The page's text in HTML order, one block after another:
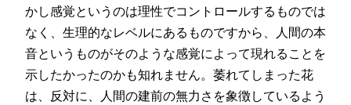
かし感覚というのは理性でコントロールするものでは
なく、生理的なレベルにあるものですから、人間の本
音というものがそのような感覚によって現れることを
示したかったのかも知れません。萎れてしまった花
は、反対に、人間の建前の無力さを象徴しているよう